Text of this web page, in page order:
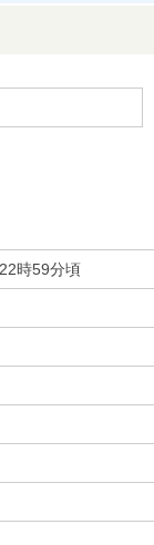
時59分頃